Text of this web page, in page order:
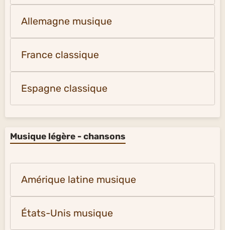
Allemagne musique
France classique
Espagne classique
Musique légère - chansons
Amérique latine musique
États-Unis musique